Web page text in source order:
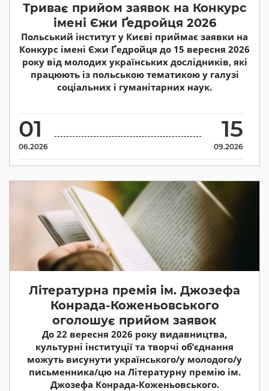
Триває прийом заявок на Конкурс
імені Єжи Ґедройця 2026
Польський інститут у Києві приймає заявки на
Конкурс імені Єжи Ґедройця до 15 вересня 2026
року від молодих українських дослідників, які
працюють із польською тематикою у галузі
соціальних і гуманітарних наук.
01
06.2026
15
09.2026
Літературна премія ім. Джозефа
Конрада-Коженьовського
оголошує прийом заявок
До 22 вересня 2026 року видавництва,
культурні інституції та творчі об’єднання
можуть висунути українського/у молодого/у
письменника/цю на Літературну премію ім.
Джозефа Конрада-Коженьовського.